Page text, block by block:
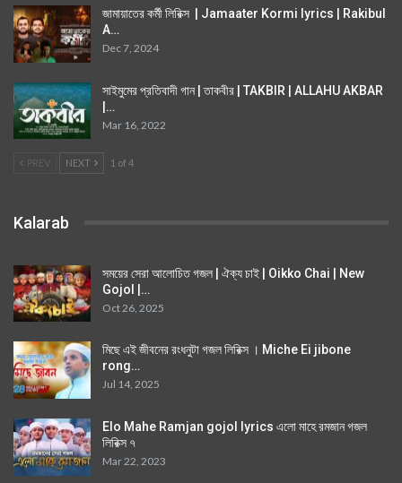
জামায়াতের কর্মী লিরিক্স | Jamaater Kormi lyrics | Rakibul
A…
Dec 7, 2024
সাইমুমের প্রতিবাদী গান | তাকবীর | TAKBIR | ALLAHU AKBAR
|…
Mar 16, 2022
PREV NEXT 1 of 4
Kalarab
সময়ের সেরা আলোচিত গজল | ঐক্য চাই | Oikko Chai | New
Gojol |…
Oct 26, 2025
মিছে এই জীবনের রংধনুটা গজল লিরিক্স । Miche Ei jibone
rong…
Jul 14, 2025
Elo Mahe Ramjan gojol lyrics এলো মাহে রমজান গজল
লিরিক্স ৭
Mar 22, 2023